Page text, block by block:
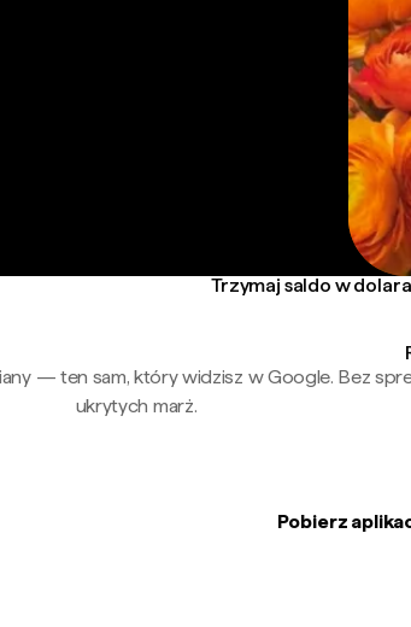
Trzymaj saldo w
— ten sam, który widzisz w Google. Bez
ukrytych marż.
Pobierz